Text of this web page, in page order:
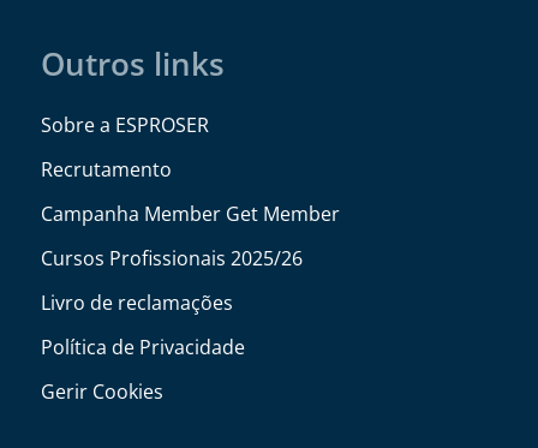
Outros links
Sobre a ESPROSER
Recrutamento
Campanha Member Get Member
Cursos Profissionais 2025/26
Livro de reclamações
Política de Privacidade
Gerir Cookies